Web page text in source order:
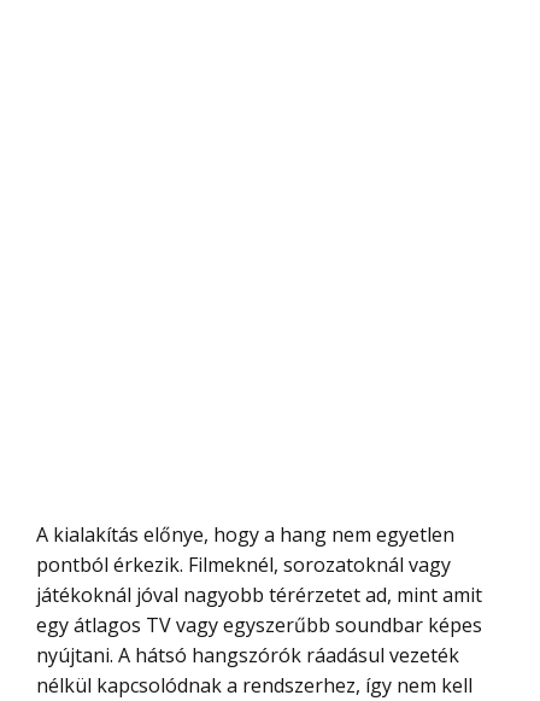
A kialakítás előnye, hogy a hang nem egyetlen
pontból érkezik. Filmeknél, sorozatoknál vagy
játékoknál jóval nagyobb térérzetet ad, mint amit
egy átlagos TV vagy egyszerűbb soundbar képes
nyújtani. A hátsó hangszórók ráadásul vezeték
nélkül kapcsolódnak a rendszerhez, így nem kell